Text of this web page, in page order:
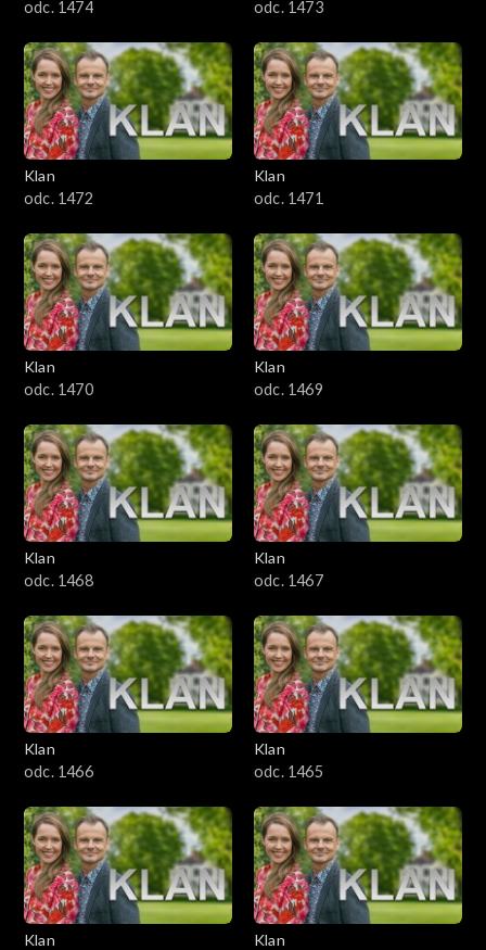
odc. 1474 odc. 1473
Klan
odc. 1472
Klan
odc. 1471
Klan
odc. 1470
Klan
odc. 1469
Klan
odc. 1468
Klan
odc. 1467
Klan
odc. 1466
Klan
odc. 1465
Klan
Klan